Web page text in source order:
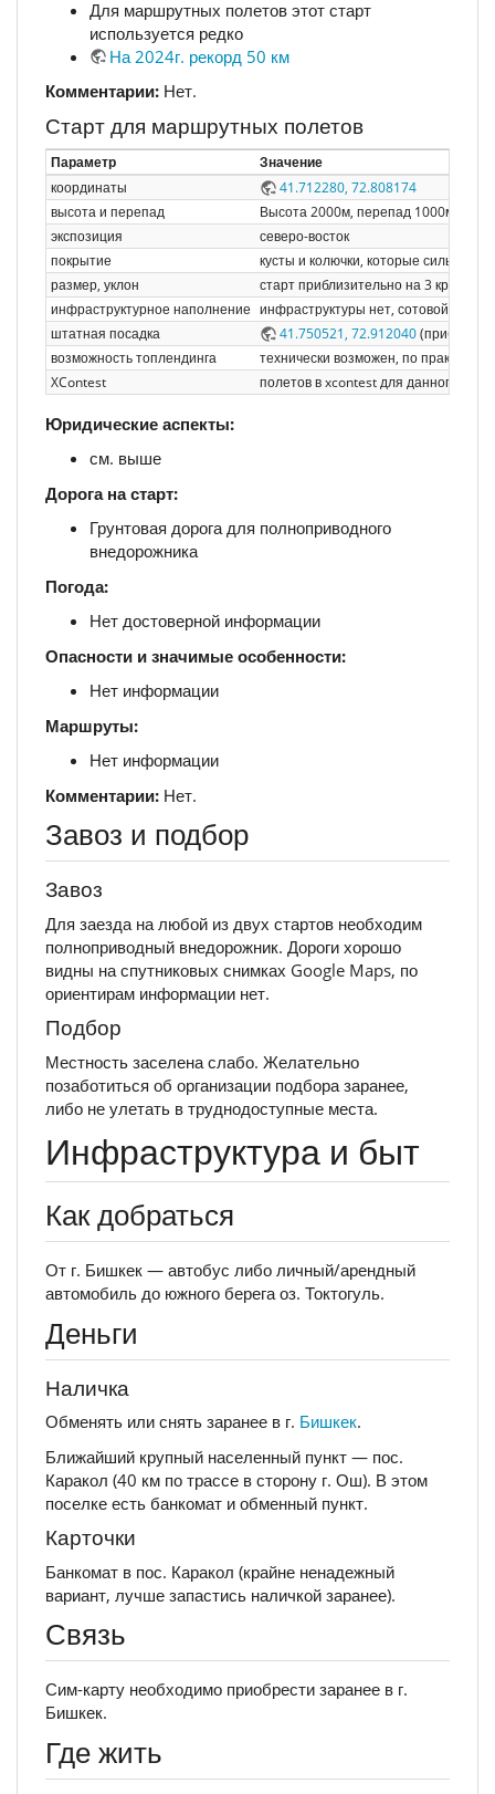
Для маршрутных полетов этот старт
используется редко
На 2024г. рекорд 50 км
Комментарии: Нет.
Старт для маршрутных полетов
Параметр
Значение
координаты
41.712280, 72.808174
высота и перепад
Высота 2000м, перепад 1000м
экспозиция
северо-восток
покрытие
кусты и колючки, которые сильно
размер, уклон
старт приблизительно на 3 крыла.
инфраструктурное наполнение инфраструктуры нет, сотовой связи
штатная посадка
41.750521, 72.912040
возможность топлендинга
технически возможен, по практике
XContest
полетов в xcontest для данного
Юридические аспекты:
см. выше
Дорога на старт:
Грунтовая дорога для полноприводного
внедорожника
Погода:
Нет достоверной информации
Опасности и значимые особенности:
Нет информации
Маршруты:
Нет информации
Комментарии: Нет.
Завоз и подбор
Завоз
Для заезда на любой из двух стартов необходим
полноприводный внедорожник. Дороги хорошо
видны на спутниковых снимках Google Maps, по
ориентирам информации нет.
Подбор
Местность заселена слабо. Желательно
позаботиться об организации подбора заранее,
либо не улетать в труднодоступные места.
Инфраструктура и быт
Как добраться
От г. Бишкек — автобус либо личный/арендный
автомобиль до южного берега оз. Токтогуль.
Деньги
Наличка
Обменять или снять заранее в г. Бишкек.
Ближайший крупный населенный пункт — пос.
Каракол (40 км по трассе в сторону г. Ош). В этом
поселке есть банкомат и обменный пункт.
Карточки
Банкомат в пос. Каракол (крайне ненадежный
вариант, лучше запастись наличкой заранее).
Связь
Сим-карту необходимо приобрести заранее в г.
Бишкек.
Где жить